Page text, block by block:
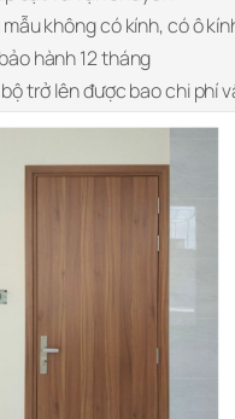
không có kính, có ô
hành 12 tháng
trở lên được bao chi phí